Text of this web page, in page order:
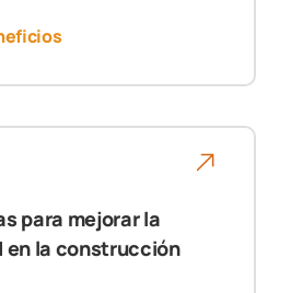
para mejorar la
en la construcción